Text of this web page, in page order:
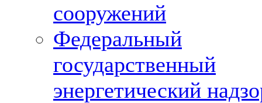
сооружений
Федеральный
государственный
энергетический